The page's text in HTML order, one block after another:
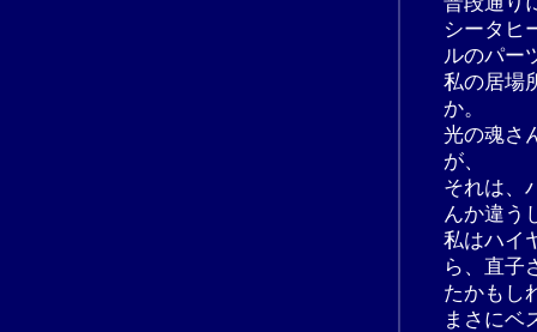
シータヒ
ルのパー
私の居場
か。
光の魂さ
が、
それは、
んか違う
私はハイ
ら、直子
たかもし
まさにベ